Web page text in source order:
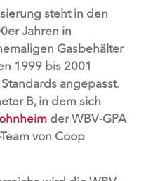
steht in den
Jahren in
Gasbehälter
1999 bis 2001
angepasst.
B, in dem sich
der WBV-GPA
von Coop